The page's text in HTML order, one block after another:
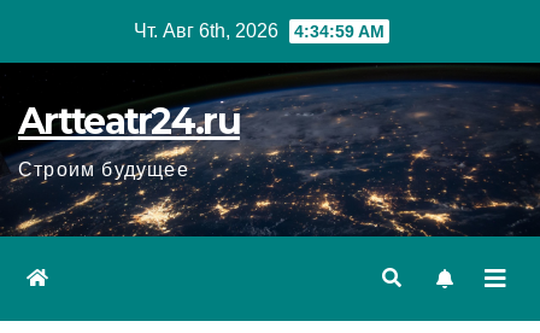
Чт. Авг 6th, 2026 4:35:00 AM
Artteatr24.ru
Строим будущее